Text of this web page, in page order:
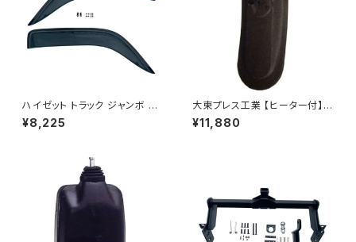
ハイゼット トラック ジャンボ S5
00P S510P S500 S510 系 ワ
イド ドアバイザー止め具付ピク
¥8,225
大東プレス工業 【ヒーター付】サ
イドミラー/バックミラー H40
0 ヒーター DI-8Z
¥11,880